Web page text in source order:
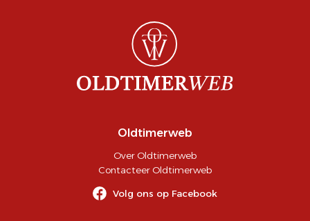
Oldtimerweb
Over Oldtimerweb
Contacteer Oldtimerweb
Volg ons op Facebook